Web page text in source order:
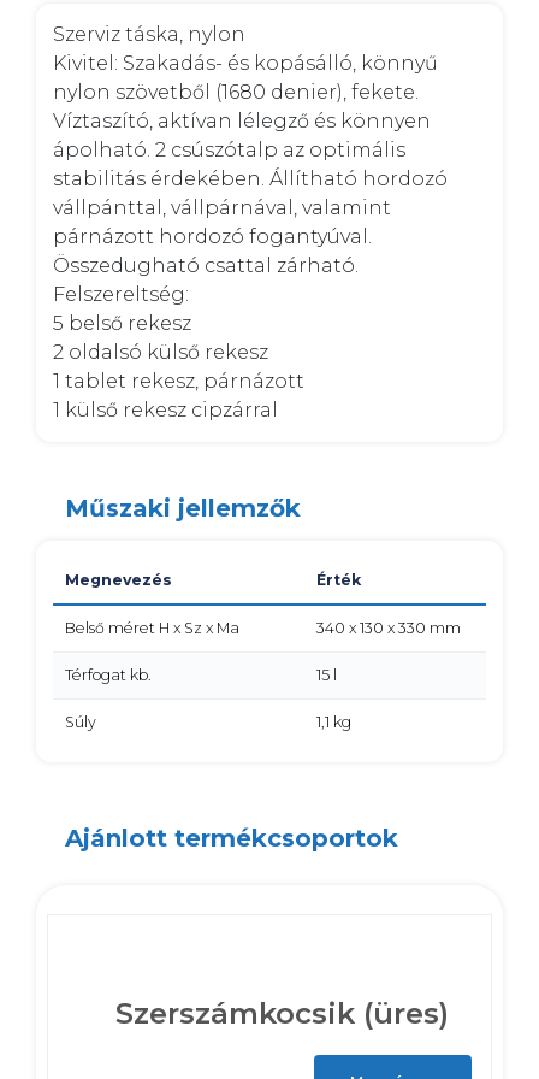
Szerviz táska, nylon
Kivitel: Szakadás- és kopásálló, könnyű
nylon szövetből (1680 denier), fekete.
Víztaszító, aktívan lélegző és könnyen
ápolható. 2 csúszótalp az optimális
stabilitás érdekében. Állítható hordozó
vállpánttal, vállpárnával, valamint
párnázott hordozó fogantyúval.
Összedugható csattal zárható.
Felszereltség:
5 belső rekesz
2 oldalsó külső rekesz
1 tablet rekesz, párnázott
1 külső rekesz cipzárral
Műszaki jellemzők
Megnevezés Érték
Belső méret H x Sz x Ma 340 x 130 x 330 mm
Térfogat kb. 15 l
Súly 1,1 kg
Ajánlott termékcsoportok
Szerszámkocsik (üres)